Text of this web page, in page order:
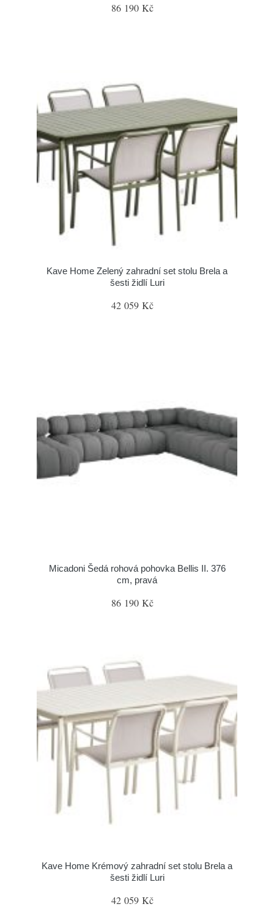
86 190 Kč
Kave Home Zelený zahradní set stolu Brela a
šesti židlí Luri
42 059 Kč
Micadoni Šedá rohová pohovka Bellis II. 376
cm, pravá
86 190 Kč
Kave Home Krémový zahradní set stolu Brela a
šesti židlí Luri
42 059 Kč